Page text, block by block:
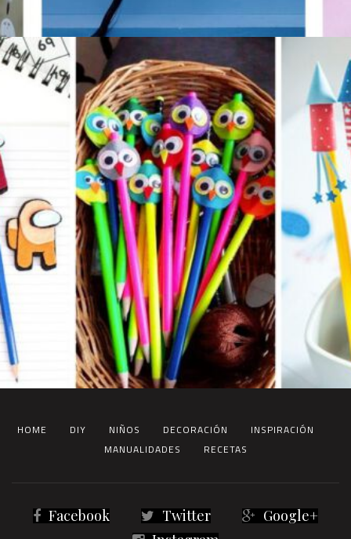
HOME DIY NIÑOS DECORACIÓN
INSPIRACIÓN
MANUALIDADES
RECETAS
Facebook Twitter
Google+